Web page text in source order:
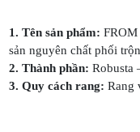
hạt
Arabica
và
Robusta
lượng
1. Tên sản phẩm: FROM
sản nguyên chất phối
2. Thành phần: Robusta
3. Quy cách rang: Rang